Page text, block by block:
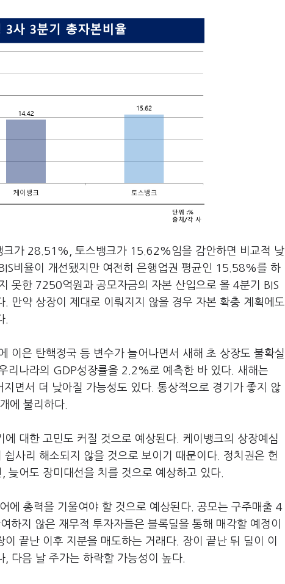
가 28.51%, 토스뱅크가 15.62%임을 감안하면 비교적 낮
비율이 개선됐지만 여전히 은행업권 평균인 15.58%를 하
못한 7250억원과 공모자금의 자본 산입으로 올 4분기 BIS
만약 상장이 제대로 이뤄지지 않을 경우 자본 확충 계획에도
.
이은 탄핵정국 등 변수가 늘어나면서 새해 초 상장도 불확실
리나라의 GDP성장률을 2.2%로 예측한 바 있다. 새해는
면서 더 낮아질 가능성도 있다. 통상적으로 경기가 좋지 않
에 불리하다.
대한 고민도 커질 것으로 예상된다. 케이뱅크의 상장예심
사리 해소되지 않을 것으로 보이기 때문이다. 정치권은 헌
늦어도 장미대선을 치를 것으로 예상하고 있다.
에 총력을 기울여야 할 것으로 예상된다. 공모는 구주매출 4
지 않은 재무적 투자자들은 블록딜을 통해 매각할 예정이
끝난 이후 지분을 매도하는 거래다. 장이 끝난 뒤 딜이 이
다음 날 주가는 하락할 가능성이 높다.